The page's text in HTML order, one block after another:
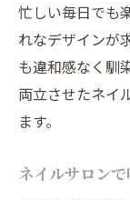
忙しい毎日でも
れなデザインが
も違和感なく馴
両立させたネイ
ます。
ネイルサロン